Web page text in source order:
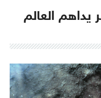
يداهم العالم